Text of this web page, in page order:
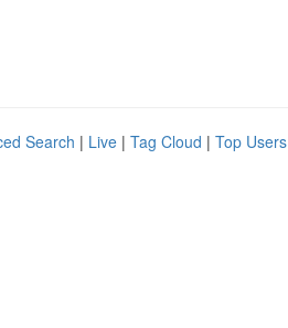
Search | Live | Tag Cloud | Top Users